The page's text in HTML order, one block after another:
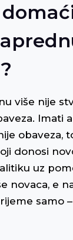
više nije
Imati
obaveza,
donosi
uz
novaca, e
samo